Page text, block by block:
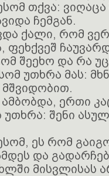
თქვა:
ჩემგან.
ქალი, რომ
ფეხქვეშ
შეეხო და რა
უთხრა მას:
მშვიდობით.
ამბობდა, ერთი
უთხრა: შენი
ეს რომ
და
მისვლისას